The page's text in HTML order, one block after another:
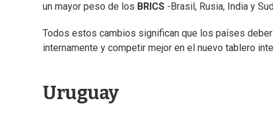
un mayor peso de los BRICS -Brasil, Rusia, India y
Todos estos cambios significan que los países
internamente y competir mejor en el nuevo tablero
Uruguay